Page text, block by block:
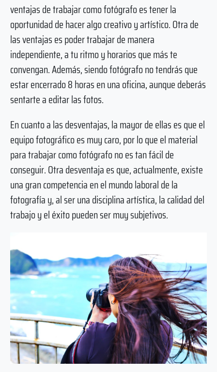
ventajas de trabajar como fotógrafo es tener la
oportunidad de hacer algo creativo y artístico. Otra de
las ventajas es poder trabajar de manera
independiente, a tu ritmo y horarios que más te
convengan. Además, siendo fotógrafo no tendrás que
estar encerrado 8 horas en una oficina, aunque deberás
sentarte a editar las fotos.
En cuanto a las desventajas, la mayor de ellas es que el
equipo fotográfico es muy caro, por lo que el material
para trabajar como fotógrafo no es tan fácil de
conseguir. Otra desventaja es que, actualmente, existe
una gran competencia en el mundo laboral de la
fotografía y, al ser una disciplina artística, la calidad del
trabajo y el éxito pueden ser muy subjetivos.